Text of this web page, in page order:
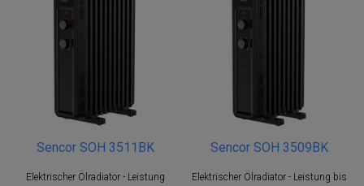
Sencor SOH 3511BK
Elektrischer Ölradiator - Leistung
Sencor SOH 3509BK
Elektrischer Ölradiator - Leistung bis